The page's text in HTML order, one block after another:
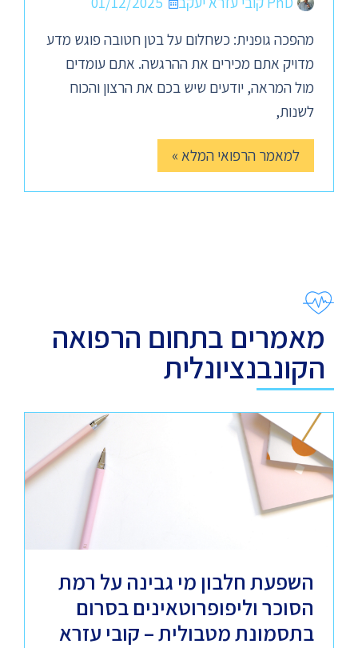
מהפכה גופנית: כשחלום על בטן חטובה פוגש מדע
מדויק אתם מכירים את ההרגשה. אתם עומדים
מול המראה, יודעים שיש בכם את הרצון והכוח
לשנות,
למאמר הרפואי המלא »
מאמרים בתחום הרפואה
הקונבנציונלית
השפעת חלבון מי גבינה על רמת
הסוכר וליפופרוטאינים בסרום
בתסמונת מטבולית – קובי עזרא